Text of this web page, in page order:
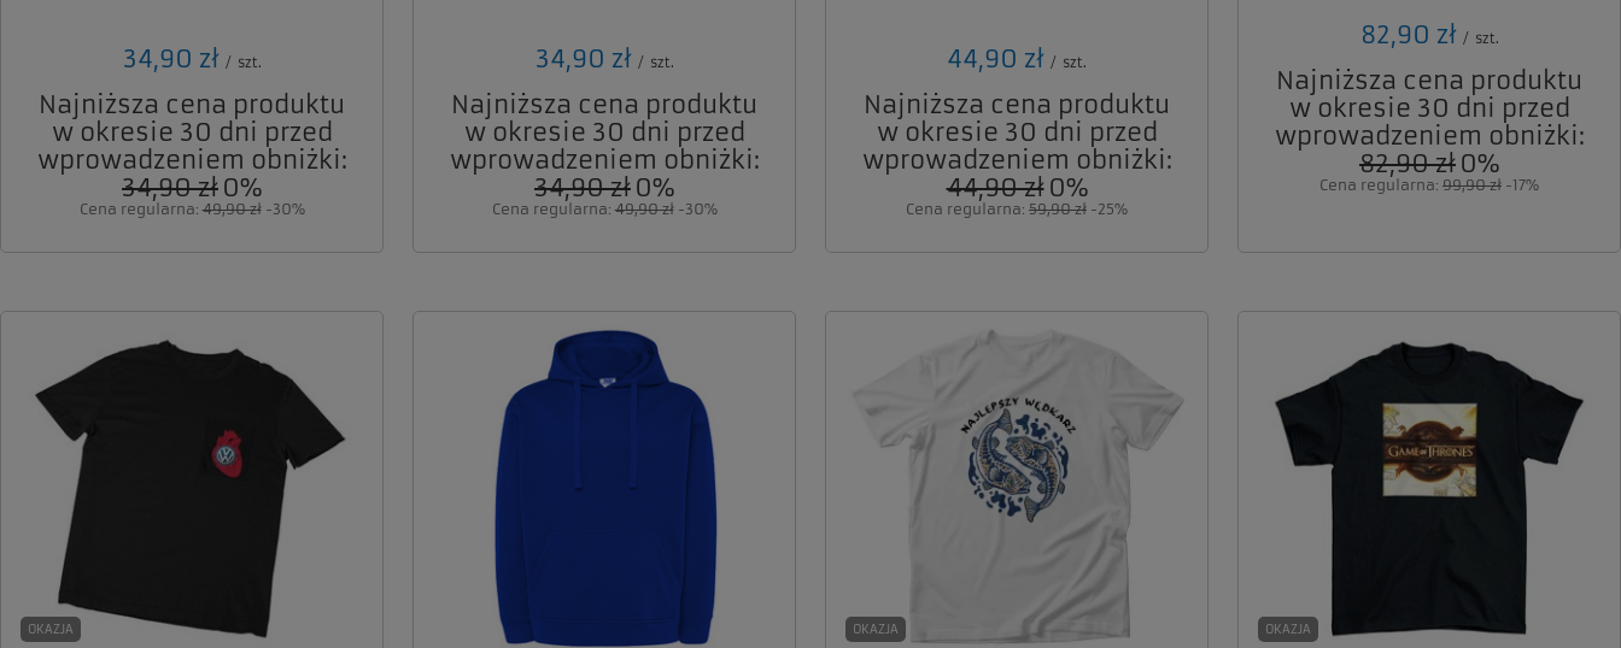
34,90 zł / szt.
Najniższa cena produktu
w okresie 30 dni przed
wprowadzeniem obniżki:
34,90 zł 0%
Cena regularna:49,90 zł -30%
34,90 zł / szt.
Najniższa cena produktu
w okresie 30 dni przed
wprowadzeniem obniżki:
34,90 zł 0%
Cena regularna:49,90 zł -30%
44,90 zł / szt.
Najniższa cena produktu
w okresie 30 dni przed
wprowadzeniem obniżki:
44,90 zł 0%
Cena regularna: 59,90 zł -25%
82,90 zł / szt.
Najniższa cena produktu
w okresie 30 dni przed
wprowadzeniem obniżki:
82,90 zł 0%
Cena regularna: 99,90 zł -17%
OKAZJA OKAZJA OKAZJA